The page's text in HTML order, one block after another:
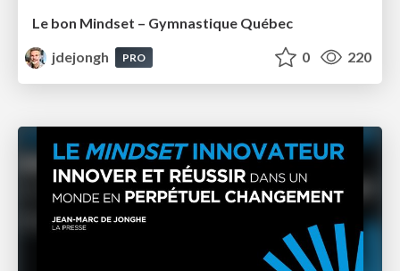
Le bon Mindset – Gymnastique Québec
jdejongh
PRO 0 220